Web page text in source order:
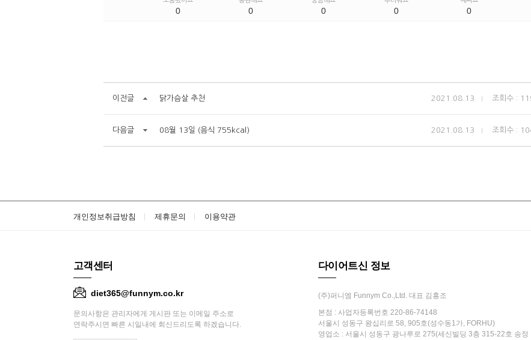
0 0 0 0 0
이전글 닭가슴살 추천 2021.08.13 조회수 :
다음글 08월 13일 (음식 755kcal) 2021.08.13 조회수 :
개인정보취급방침 제휴문의 이용약관
고객센터
diet365@funnym.co.kr
문의사항은 관리자에게 게시판 또는 이메일 주소로
연락주시면 빠른 시일내에 회신드리도록 하겠습니다.
다이어트신 정보
(주)퍼니엠 Funnym Co.,Ltd. 대표 김흥조
본점 : 사업자등록번호 220-86-74148
서울시 성동구 왕십리로 58, 905호(성수동1가, FORHU)
영업소 : 서울시 성동구 광나루로 275(세신빌딩 3층 315-22호 송정